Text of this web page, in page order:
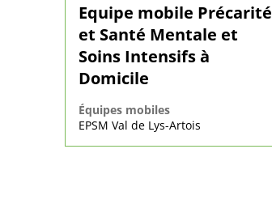
Equipe mobile Précarité
et Santé Mentale et
Soins Intensifs à
Domicile
Équipes mobiles
EPSM Val de Lys-Artois